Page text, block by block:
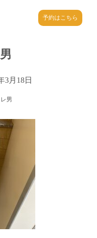
予約はこちら
月18日
レ男